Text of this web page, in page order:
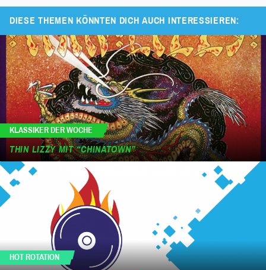
DIESE THEMEN KÖNNTEN DICH AUCH INTERESSIEREN:
KLASSIKER DER WOCHE
THIN LIZZY MIT “CHINATOWN”
HOT ROTATION